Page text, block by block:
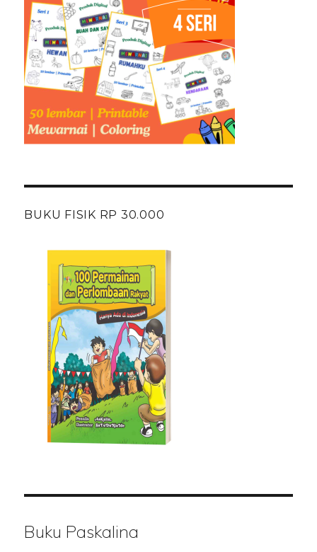
BUKU FISIK RP 30.000
Buku Paskalina